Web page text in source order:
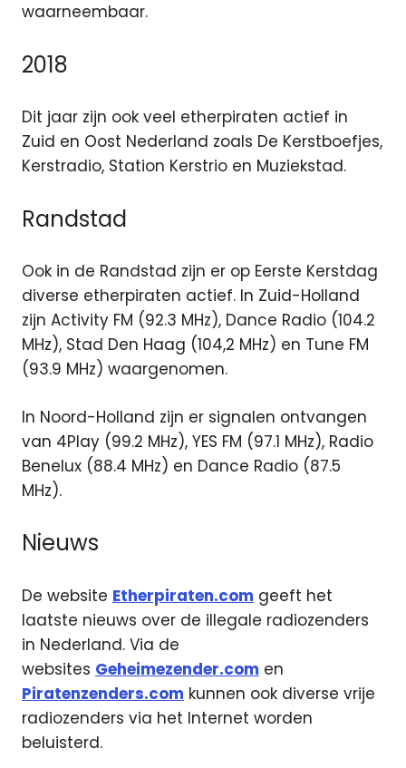
waarneembaar.
2018
Dit jaar zijn ook veel etherpiraten actief in
Zuid en Oost Nederland zoals De Kerstboefjes,
Kerstradio, Station Kerstrio en Muziekstad.
Randstad
Ook in de Randstad zijn er op Eerste Kerstdag
diverse etherpiraten actief. In Zuid-Holland
zijn Activity FM (92.3 MHz), Dance Radio (104.2
MHz), Stad Den Haag (104,2 MHz) en Tune FM
(93.9 MHz) waargenomen.
In Noord-Holland zijn er signalen ontvangen
van 4Play (99.2 MHz), YES FM (97.1 MHz), Radio
Benelux (88.4 MHz) en Dance Radio (87.5
MHz).
Nieuws
De website Etherpiraten.com geeft het
laatste nieuws over de illegale radiozenders
in Nederland. Via de
websites Geheimezender.com en
Piratenzenders.com kunnen ook diverse vrije
radiozenders via het Internet worden
beluisterd.